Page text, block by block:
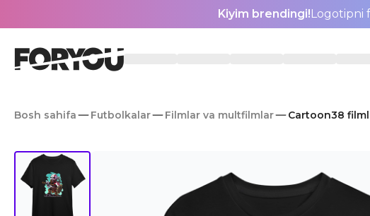
Kiyim brendingi!Logotipni
Bosh sahifa Futbolkalar Filmlar va multfilmlar Cartoon38